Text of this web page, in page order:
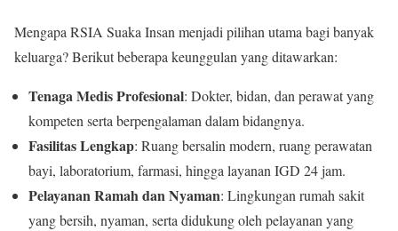
Mengapa RSIA Suaka Insan menjadi pilihan utama bagi banyak
keluarga? Berikut beberapa keunggulan yang ditawarkan:
Tenaga Medis Profesional: Dokter, bidan, dan perawat yang
kompeten serta berpengalaman dalam bidangnya.
Fasilitas Lengkap: Ruang bersalin modern, ruang perawatan
bayi, laboratorium, farmasi, hingga layanan IGD 24 jam.
Pelayanan Ramah dan Nyaman: Lingkungan rumah sakit
yang bersih, nyaman, serta didukung oleh pelayanan yang